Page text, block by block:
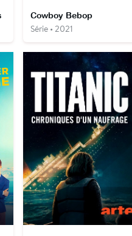
Cowboy Bebop
Série • 2021